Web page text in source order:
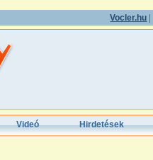
Vocler.hu
Videó Hirdetések